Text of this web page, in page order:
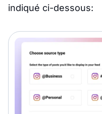
indiqué ci-dessous: